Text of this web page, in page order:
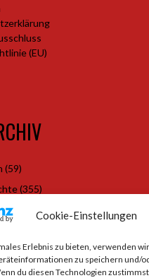
Cookie-Einstellungen
Erlebnis zu bieten, verwenden
zu speichern und/
du diesen Technologien
(EU)
(59)
(355)
(7)